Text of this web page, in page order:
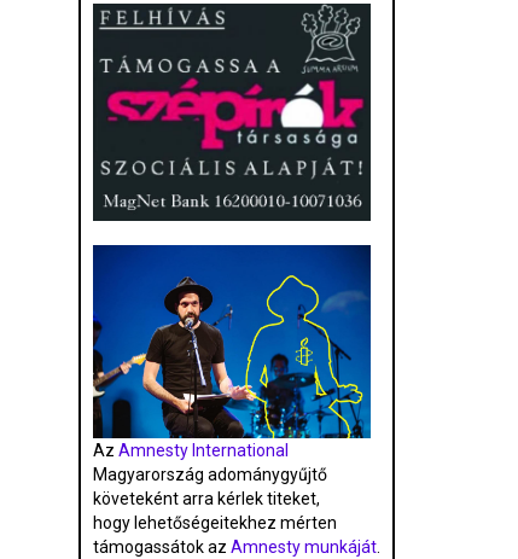
Az Amnesty International
Magyarország adománygyűjtő
követeként arra kérlek titeket,
hogy lehetőségeitekhez mérten
támogassátok az Amnesty munkáját.